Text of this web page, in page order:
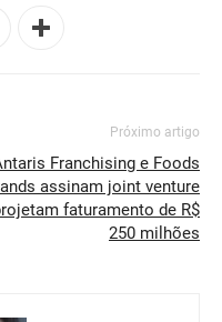
Próximo artigo
Franchising e Foods
assinam joint venture
faturamento de R$
250 milhões